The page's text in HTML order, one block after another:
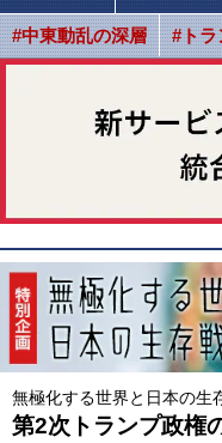
#中東動乱の深層 #トラ
無極化する世界と日本の生
第2次トランプ政権